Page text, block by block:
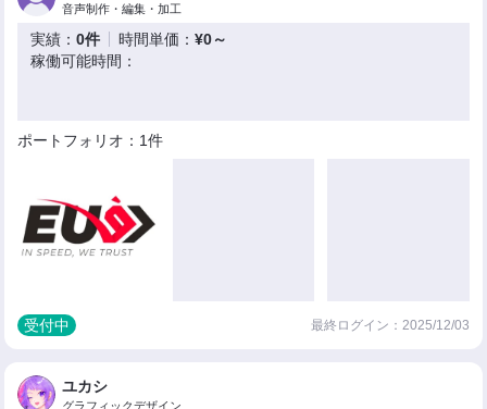
音声制作・編集・加工
実績：0件 時間単価：¥0～
稼働可能時間：
ポートフォリオ：1件
受付中 最終ログイン：2025/12/03
ユカシ
グラフィックデザイン